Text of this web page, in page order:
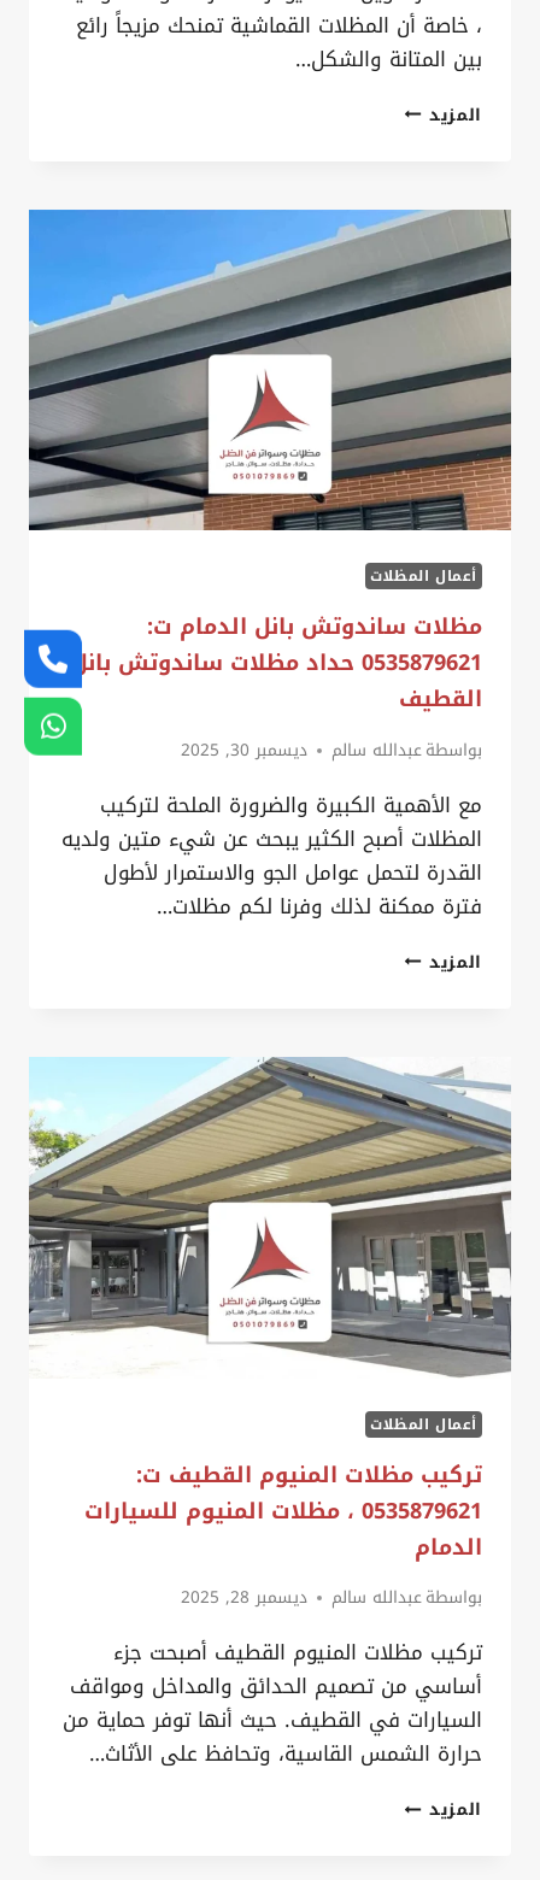
، خاصة أن المظلات القماشية تمنحك مزيجاً رائع
بين المتانة والشكل…
المزيدتركيب
القطيف
:
0535879621
قماش
بالدمام
أعمال المظلات
مظلات ساندوتش بانل الدمام ت:
0535879621 حداد مظلات ساندوتش بانل
القطيف
بواسطةعبدالله سالم ديسمبر 30, 2025
مع الأهمية الكبيرة والضرورة الملحة لتركيب
المظلات أصبح الكثير يبحث عن شيء متين ولديه
القدرة لتحمل عوامل الجو والاستمرار لأطول
فترة ممكنة لذلك وفرنا لكم مظلات…
المزيدمظلات
الدمام
ت:
0535879621
حداد
مظلات
ساندوتش
بانل
القطيف
أعمال المظلات
تركيب مظلات المنيوم القطيف ت:
0535879621 ، مظلات المنيوم للسيارات
الدمام
بواسطةعبدالله سالم ديسمبر 28, 2025
تركيب مظلات المنيوم القطيف أصبحت جزء
أساسي من تصميم الحدائق والمداخل ومواقف
السيارات في القطيف. حيث أنها توفر حماية من
حرارة الشمس القاسية، وتحافظ على الأثاث…
المزيدتركيب